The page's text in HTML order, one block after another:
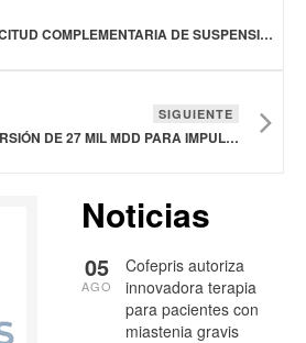
FDA ACEPTA SOLICITUD COMPLEMENTARIA DE SUSPENSIÓN INYECTABLE DE LIBERACIÓN PROLONGADA DE TEVA Y MEDINCELL PARA TRASTORNO BIPOLAR I
SIGUIENTE
ELI LILLY ANUNCIA INVERSIÓN DE 27 MIL MDD PARA IMPULSAR SU PRODUCCIÓN DE MEDICAMENTOS EN ESTADOS UNIDOS
Noticias
Cofepris autoriza
innovadora terapia
para pacientes con
miastenia gravis
05
AGO